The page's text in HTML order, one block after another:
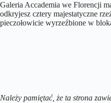
Galeria Accademia we Florencji
odkryjesz cztery majestatyczne
pieczołowicie wyrzeźbione w
Należy pamiętać, że ta strona